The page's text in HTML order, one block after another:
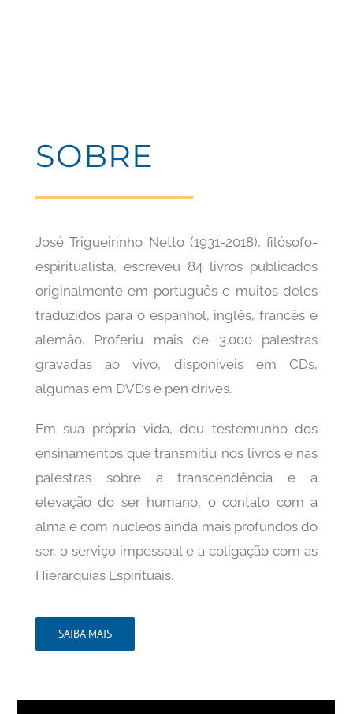
SOBRE
José Trigueirinho Netto (1931-2018), filósofo-
espiritualista, escreveu 84 livros publicados
originalmente em português e muitos deles
traduzidos para o espanhol, inglês, francês e
alemão. Proferiu mais de 3.000 palestras
gravadas ao vivo, disponíveis em CDs,
algumas em DVDs e pen drives.
Em sua própria vida, deu testemunho dos
ensinamentos que transmitiu nos livros e nas
palestras sobre a transcendência e a
elevação do ser humano, o contato com a
alma e com núcleos ainda mais profundos do
ser, o serviço impessoal e a coligação com as
Hierarquias Espirituais.
SAIBA MAIS